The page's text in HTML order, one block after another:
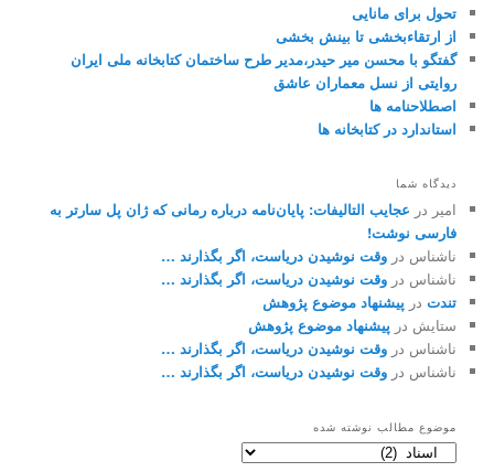
تحول برای مانایی
از ارتقاءبخشی تا بینش ­بخشی
گفتگو با محسن میر حیدر،مدیر طرح ساختمان کتابخانه ملی ایران
روایتی از نسل معماران عاشق
اصطلاحنامه ها
استاندارد در کتابخانه ها
دیدگاه شما
امیر در عجایب التالیفات: پایان‌نامه درباره رمانی که ژان پل سارتر به
فارسی نوشت!
ناشناس دروقت نوشيدن درياست، اگر بگذارند …
ناشناس دروقت نوشيدن درياست، اگر بگذارند …
تندت در پیشنهاد موضوع پژوهش
ستایش در پیشنهاد موضوع پژوهش
ناشناس دروقت نوشيدن درياست، اگر بگذارند …
ناشناس دروقت نوشيدن درياست، اگر بگذارند …
موضوع مطالب نوشته شده
موضوع